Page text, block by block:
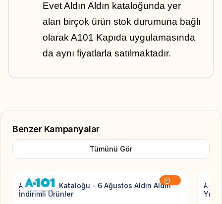
Evet Aldın Aldın kataloğunda yer
alan birçok ürün stok durumuna bağlı
olarak A101 Kapıda uygulamasında
da aynı fiyatlarla satılmaktadır.
Benzer Kampanyalar
Tümünü Gör
...
Add to
A101 Aktüel Kataloğu - 6 Ağustos Aldın Aldın
İndirimli Ürünler